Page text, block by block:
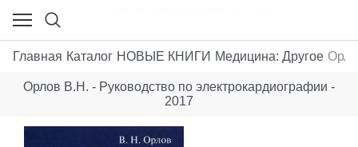
Главная Каталог НОВЫЕ КНИГИ Медицина: Другое
Орлов В.Н. - Руководство по электрокардиографии -
2017